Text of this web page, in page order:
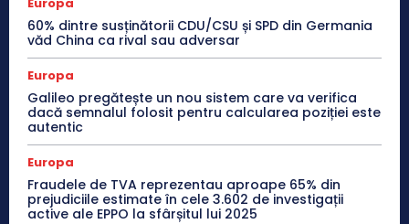
60% dintre susținătorii CDU/CSU și SPD din Germania
văd China ca rival sau adversar
Europa
Galileo pregătește un nou sistem care va verifica
dacă semnalul folosit pentru calcularea poziției este
autentic
Europa
Fraudele de TVA reprezentau aproape 65% din
prejudiciile estimate în cele 3.602 de investigații
active ale EPPO la sfârșitul lui 2025